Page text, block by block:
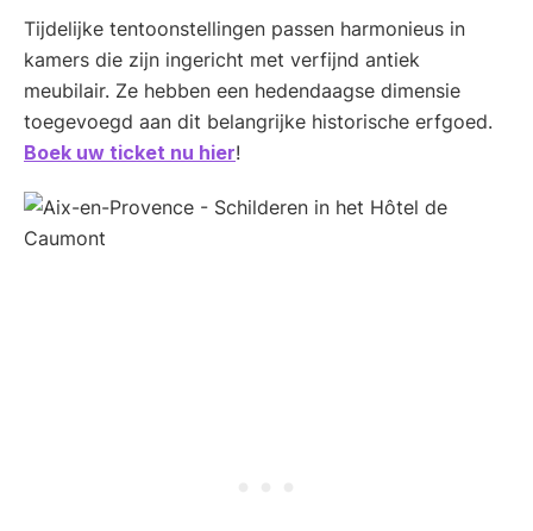
Tijdelijke tentoonstellingen passen harmonieus in
kamers die zijn ingericht met verfijnd antiek
meubilair. Ze hebben een hedendaagse dimensie
toegevoegd aan dit belangrijke historische erfgoed.
Boek uw ticket nu hier!